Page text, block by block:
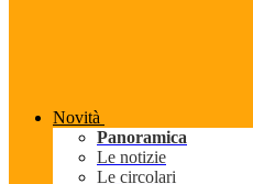
Novità
Panoramica
Le notizie
Le circolari